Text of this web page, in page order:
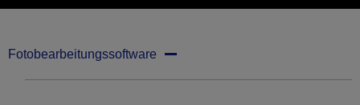
Fotobearbeitungssoftware